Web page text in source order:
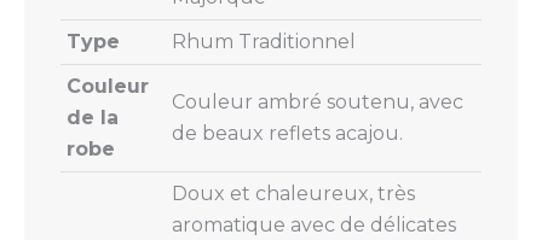
Type
Rhum Traditionnel
Couleur
de la
robe
Couleur ambré soutenu, avec
de beaux reflets acajou.
Doux et chaleureux, très
aromatique avec de délicates